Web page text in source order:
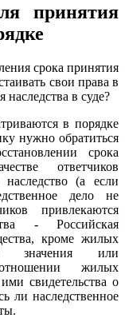
принятия
срока принятия
свои права в
наследства в суде?
в порядке
нужно обратиться
срока
ответчиков
(а если
дело не
привлекаются
- Российская
кроме жилых
значения или
жилых
свидетельства о
ли наследственное